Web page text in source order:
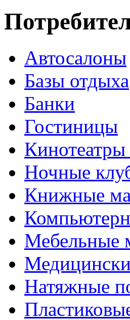
Автосалоны
Базы отдыха
Банки
Гостиницы
Ночные
Книжные
Мебельные
Натяжные